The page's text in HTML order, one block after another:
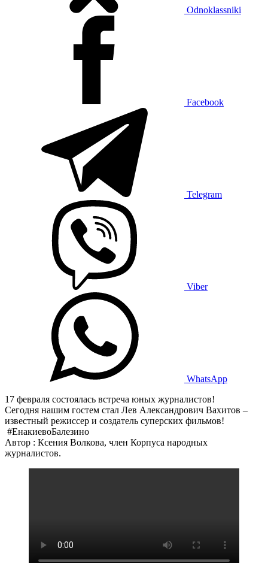
Odnoklassniki
Facebook
Telegram
Viber
WhatsApp
17 февраля состоялась встреча юных журналистов!
Сегодня нашим гостем стал Лев Александрович Вахитов –
известный режиссер и создатель суперских фильмов!
#ЕнакиевоБалезино
Автор : Ксения Волкова, член Корпуса народных
журналистов.